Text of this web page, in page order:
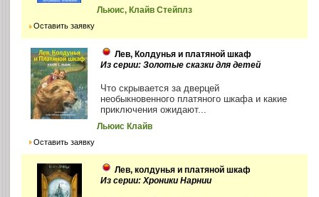
Льюис, Клайв Стейплз
Оставить заявку
Лев, Колдунья и платяной шкаф
Из серии: Золотые сказки для детей
Что скрывается за дверцей
необыкновенного платяного шкафа и какие
приключения ожидают...
Льюис Клайв
Оставить заявку
Лев, колдунья и платяной шкаф
Из серии: Хроники Нарнии